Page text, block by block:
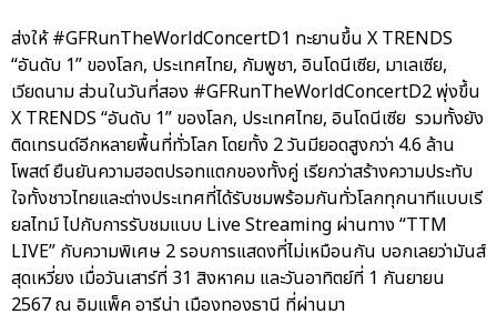
ส่งให้ #GFRunTheWorldConcertD1 ทะยานขึ้น X TRENDS
“อันดับ 1” ของโลก, ประเทศไทย, กัมพูชา, อินโดนีเซีย, มาเลเซีย,
เวียดนาม ส่วนในวันที่สอง #GFRunTheWorldConcertD2 พุ่งขึ้น
X TRENDS “อันดับ 1” ของโลก, ประเทศไทย, อินโดนีเซีย รวมทั้งยัง
ติดเทรนด์อีกหลายพื้นที่ทั่วโลก โดยทั้ง 2 วันมียอดสูงกว่า 4.6 ล้าน
โพสต์ ยืนยันความฮอตปรอทแตกของทั้งคู่ เรียกว่าสร้างความประทับ
ใจทั้งชาวไทยและต่างประเทศที่ได้รับชมพร้อมกันทั่วโลกทุกนาทีแบบเรี
ยลไทม์ ไปกับการรับชมแบบ Live Streaming ผ่านทาง “TTM
LIVE” กับความพิเศษ 2 รอบการแสดงที่ไม่เหมือนกัน บอกเลยว่ามันส์
สุดเหวี่ยง เมื่อวันเสาร์ที่ 31 สิงหาคม และวันอาทิตย์ที่ 1 กันยายน
2567 ณ อิมแพ็ค อารีน่า เมืองทองธานี ที่ผ่านมา